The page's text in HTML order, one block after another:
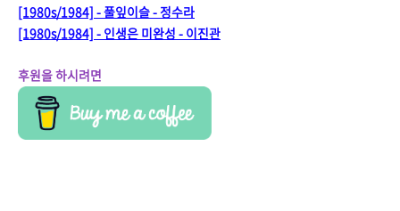
[1980s/1984] - 풀잎이슬 - 정수라
[1980s/1984] - 인생은 미완성 - 이진관
후원을 하시려면